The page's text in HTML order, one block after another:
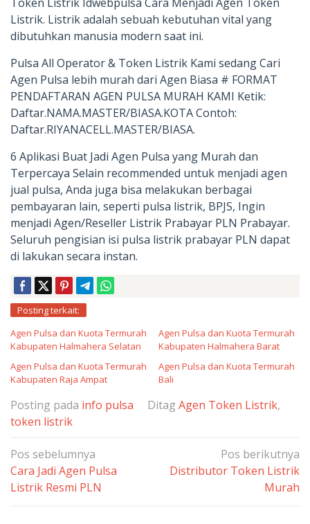
Listrik. Listrik adalah sebuah kebutuhan vital yang
dibutuhkan manusia modern saat ini.
Pulsa All Operator & Token Listrik Kami sedang Cari
Agen Pulsa lebih murah dari Agen Biasa # FORMAT
PENDAFTARAN AGEN PULSA MURAH KAMI Ketik:
Daftar.NAMA.MASTER/BIASA.KOTA Contoh:
Daftar.RIYANACELL.MASTER/BIASA.
6 Aplikasi Buat Jadi Agen Pulsa yang Murah dan
Terpercaya Selain recommended untuk menjadi agen
jual pulsa, Anda juga bisa melakukan berbagai
pembayaran lain, seperti pulsa listrik, BPJS, Ingin
menjadi Agen/Reseller Listrik Prabayar PLN Prabayar.
Seluruh pengisian isi pulsa listrik prabayar PLN dapat
di lakukan secara instan.
Posting terkait:
Agen Pulsa dan Kuota Termurah
Kabupaten Halmahera Selatan
Agen Pulsa dan Kuota Termurah
Kabupaten Halmahera Barat
Agen Pulsa dan Kuota Termurah
Kabupaten Raja Ampat
Agen Pulsa dan Kuota Termurah
Bali
Posting pada info pulsa Ditag Agen Token Listrik,
token listrik
Navigasi
pos
Pos sebelumnya
Cara Jadi Agen Pulsa
Listrik Resmi PLN
Pos berikutnya
Distributor Token Listrik
Murah